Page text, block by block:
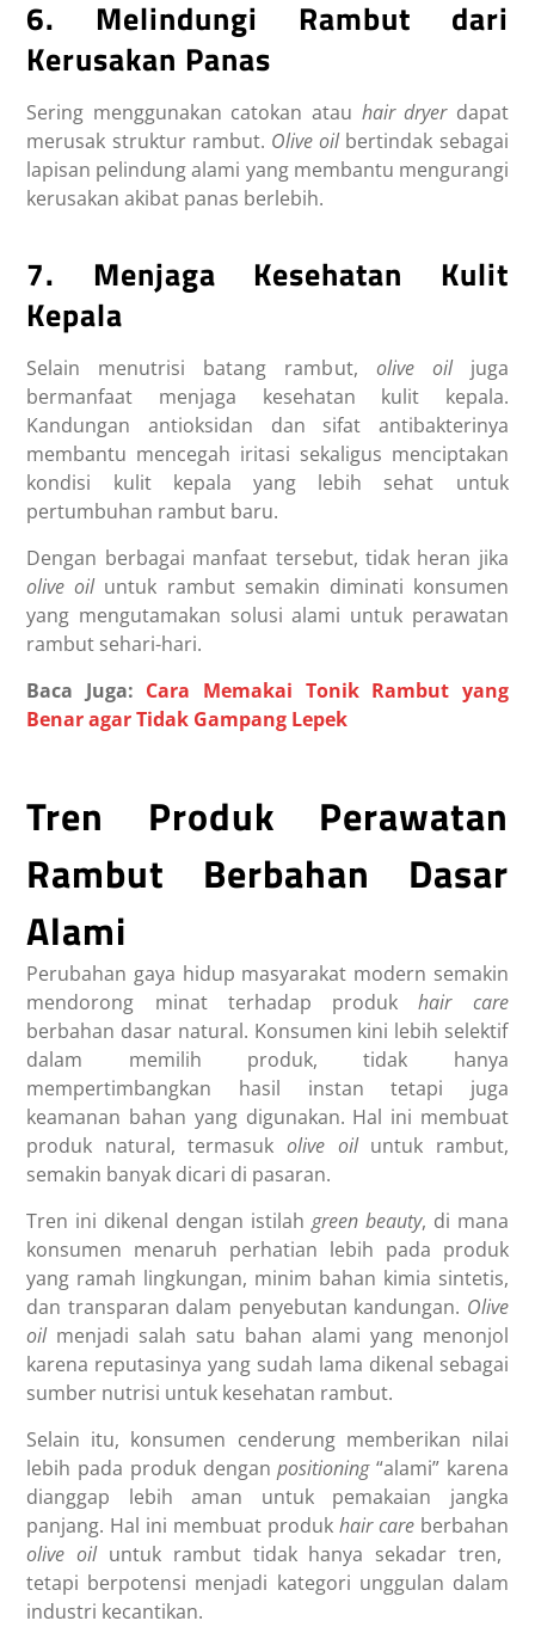
6. Melindungi Rambut dari
Kerusakan Panas
Sering menggunakan catokan atau hair dryerdapat
merusak struktur rambut. Olive oil bertindak sebagai
lapisan pelindung alami yang membantu mengurangi
kerusakan akibat panas berlebih.
7. Menjaga Kesehatan Kulit
Kepala
Selain menutrisi batang rambut, olive oiljuga
bermanfaat menjaga kesehatan kulit kepala.
Kandungan antioksidan dan sifat antibakterinya
membantu mencegah iritasi sekaligus menciptakan
kondisi kulit kepala yang lebih sehat untuk
pertumbuhan rambut baru.
Dengan berbagai manfaat tersebut, tidak heran jika
olive oiluntuk rambut semakin diminati konsumen
yang mengutamakan solusi alami untuk perawatan
rambut sehari-hari.
Baca Juga: Cara Memakai Tonik Rambut yang
Benar agar Tidak Gampang Lepek
Tren Produk Perawatan
Rambut Berbahan Dasar
Alami
Perubahan gaya hidup masyarakat modern semakin
mendorong minat terhadap produkhair care
berbahan dasar natural. Konsumen kini lebih selektif
dalam memilih produk, tidak hanya
mempertimbangkan hasil instan tetapi juga
keamanan bahan yang digunakan. Hal ini membuat
produk natural, termasuk olive oiluntuk rambut,
semakin banyak dicari di pasaran.
Tren ini dikenal dengan istilahgreen beauty, di mana
konsumen menaruh perhatian lebih pada produk
yang ramah lingkungan, minim bahan kimia sintetis,
dan transparan dalam penyebutan kandungan. Olive
oilmenjadi salah satu bahan alami yang menonjol
karena reputasinya yang sudah lama dikenal sebagai
sumber nutrisi untuk kesehatan rambut.
Selain itu, konsumen cenderung memberikan nilai
lebih pada produk denganpositioning “alami” karena
dianggap lebih aman untuk pemakaian jangka
panjang. Hal ini membuat produk hair careberbahan
olive oiluntuk rambut tidak hanya sekadar tren,
tetapi berpotensi menjadi kategori unggulan dalam
industri kecantikan.